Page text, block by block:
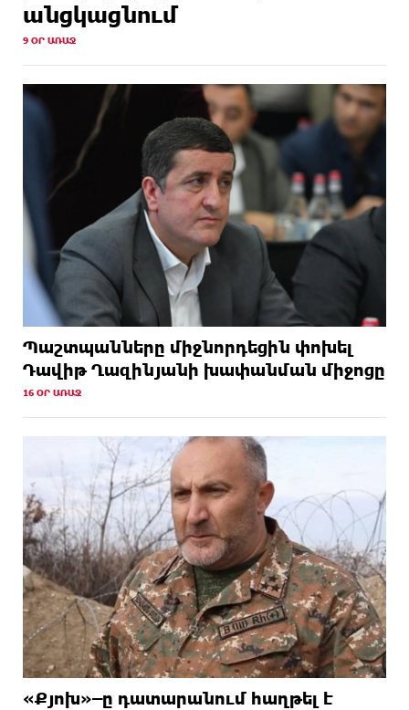
անցկացնում
9 ՕՐ ԱՌԱՋ
Պաշտպանները միջնորդեցին փոխել
Դավիթ Ղազինյանի խափանման միջոցը
16 ՕՐ ԱՌԱՋ
«Քյոխ»–ը դատարանում հաղթել է